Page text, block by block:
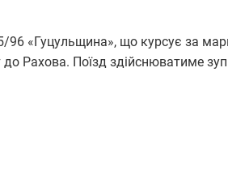
«Гуцульщина», що курсує за
Рахова. Поїзд здійснюватиме